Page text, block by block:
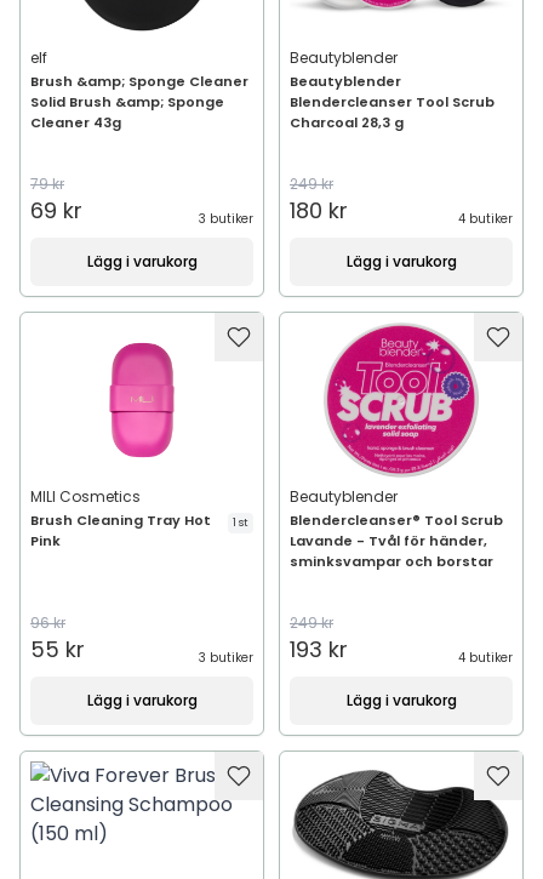
elf
Brush &amp; Sponge Cleaner
Solid Brush &amp; Sponge
Cleaner 43g
79 kr
69 kr 3 butiker
Lägg i varukorg
Beautyblender
Beautyblender
Blendercleanser Tool Scrub
Charcoal 28,3 g
249 kr
180 kr 4 butiker
Lägg i varukorg
MILI Cosmetics
Brush Cleaning Tray Hot
Pink
1 st
96 kr
55 kr 3 butiker
Lägg i varukorg
Beautyblender
Blendercleanser® Tool Scrub
Lavande - Tvål för händer,
sminksvampar och borstar
249 kr
193 kr 4 butiker
Lägg i varukorg